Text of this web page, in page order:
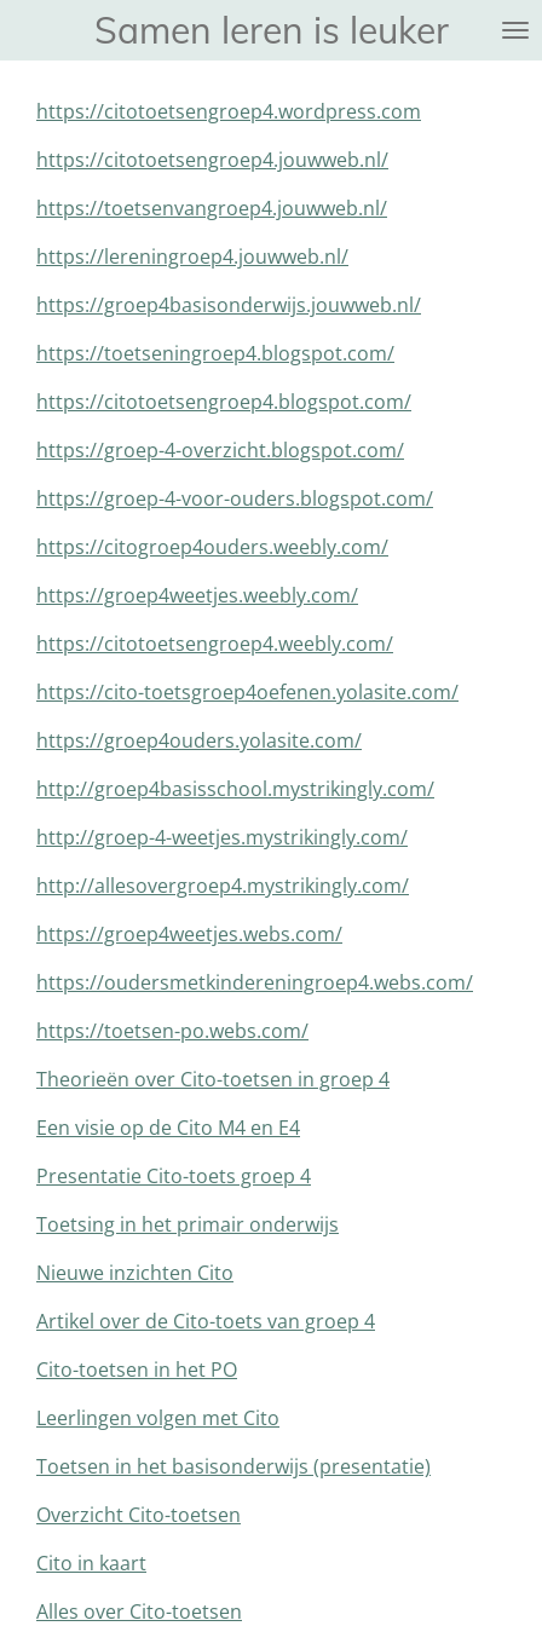
Samen leren is leuker
https://citotoetsengroep4.wordpress.com
https://citotoetsengroep4.jouwweb.nl/
https://toetsenvangroep4.jouwweb.nl/
https://lereningroep4.jouwweb.nl/
https://groep4basisonderwijs.jouwweb.nl/
https://toetseningroep4.blogspot.com/
https://citotoetsengroep4.blogspot.com/
https://groep-4-overzicht.blogspot.com/
https://groep-4-voor-ouders.blogspot.com/
https://citogroep4ouders.weebly.com/
https://groep4weetjes.weebly.com/
https://citotoetsengroep4.weebly.com/
https://cito-toetsgroep4oefenen.yolasite.com/
https://groep4ouders.yolasite.com/
http://groep4basisschool.mystrikingly.com/
http://groep-4-weetjes.mystrikingly.com/
http://allesovergroep4.mystrikingly.com/
https://groep4weetjes.webs.com/
https://oudersmetkindereningroep4.webs.com/
https://toetsen-po.webs.com/
Theorieën over Cito-toetsen in groep 4
Een visie op de Cito M4 en E4
Presentatie Cito-toets groep 4
Toetsing in het primair onderwijs
Nieuwe inzichten Cito
Artikel over de Cito-toets van groep 4
Cito-toetsen in het PO
Leerlingen volgen met Cito
Toetsen in het basisonderwijs (presentatie)
Overzicht Cito-toetsen
Cito in kaart
Alles over Cito-toetsen